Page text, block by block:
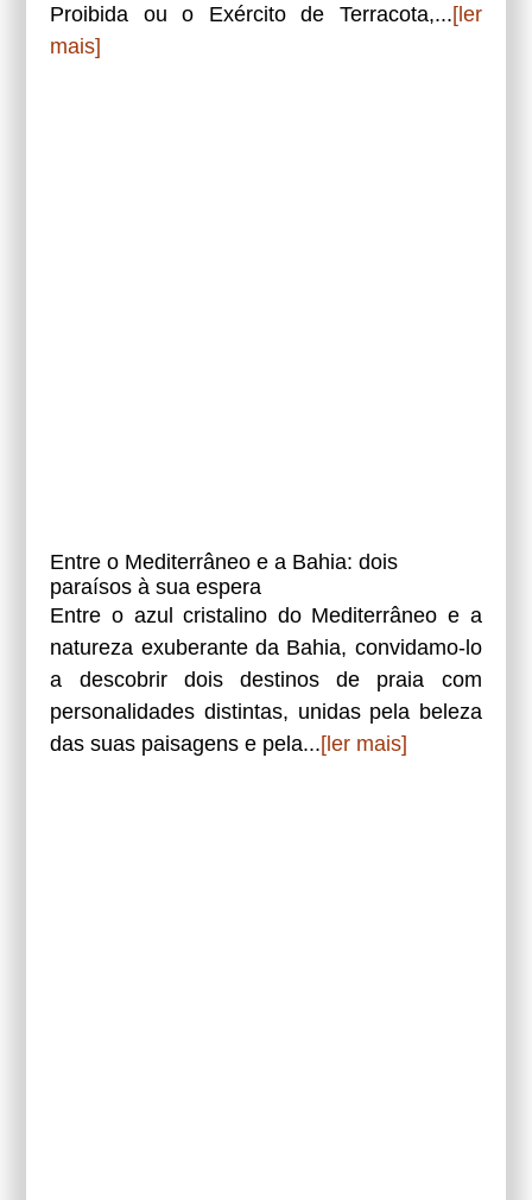
Proibida ou o Exército de Terracota,...[ler
mais]
Entre o Mediterrâneo e a Bahia: dois
paraísos à sua espera
Entre o azul cristalino do Mediterrâneo e a
natureza exuberante da Bahia, convidamo-lo
a descobrir dois destinos de praia com
personalidades distintas, unidas pela beleza
das suas paisagens e pela...[ler mais]